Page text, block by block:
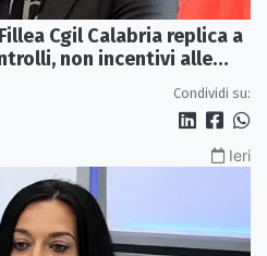
Cgil Calabria replica a
non incentivi alle
Condividi su:
Ieri